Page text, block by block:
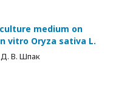
medium on
vitro Oryza sativa L.
Д. В. Шпак